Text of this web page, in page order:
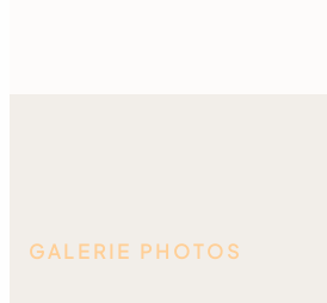
GALERIE PHOTOS